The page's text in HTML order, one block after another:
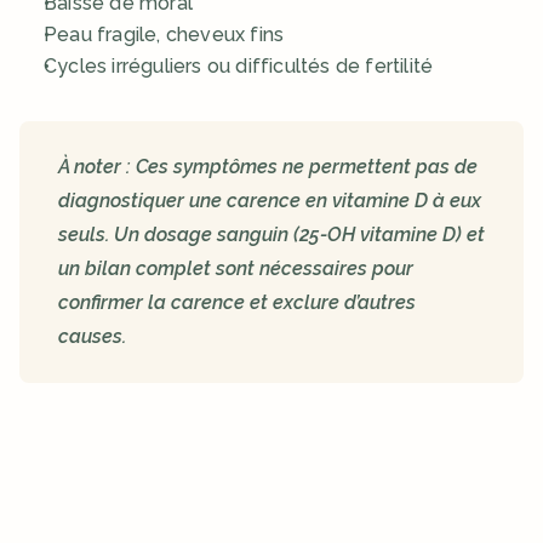
Peau fragile, cheveux fins
Cycles irréguliers ou difficultés de fertilité
À noter : Ces symptômes ne permettent pas de
diagnostiquer une carence en vitamine D à eux
seuls. Un dosage sanguin (25‑OH vitamine D) et
un bilan complet sont nécessaires pour
confirmer la carence et exclure d’autres
causes.